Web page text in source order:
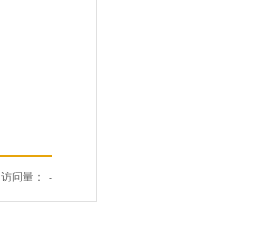
访问量： -